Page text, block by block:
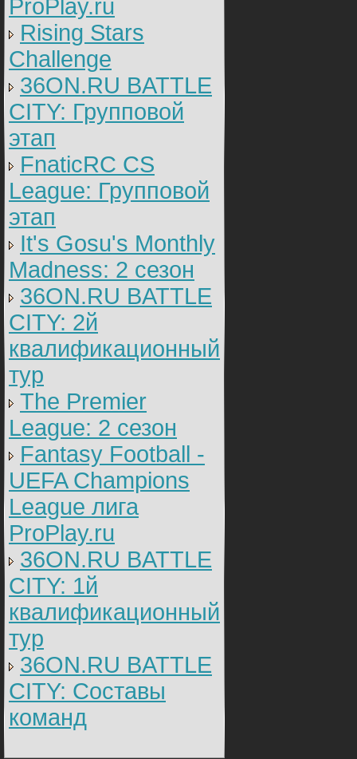
ProPlay.ru
Rising Stars
Challenge
36ON.RU BATTLE
CITY: Групповой
этап
FnaticRC CS
League: Групповой
этап
It's Gosu's Monthly
Madness: 2 сезон
36ON.RU BATTLE
CITY: 2й
квалификационный
тур
The Premier
League: 2 cезон
Fantasy Football -
UEFA Champions
League лига
ProPlay.ru
36ON.RU BATTLE
CITY: 1й
квалификационный
тур
36ON.RU BATTLE
CITY: Составы
команд